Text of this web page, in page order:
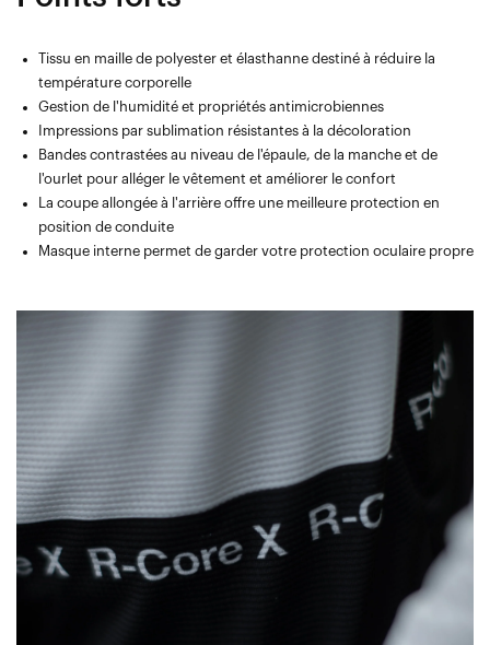
Tissu en maille de polyester et élasthanne destiné à réduire la
température corporelle
Gestion de l'humidité et propriétés antimicrobiennes
Impressions par sublimation résistantes à la décoloration
Bandes contrastées au niveau de l'épaule, de la manche et de
l'ourlet pour alléger le vêtement et améliorer le confort
La coupe allongée à l'arrière offre une meilleure protection en
position de conduite
Masque interne permet de garder votre protection oculaire propre